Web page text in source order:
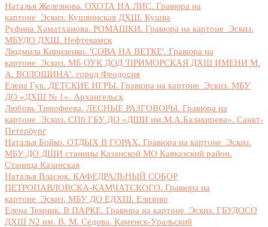
Наталья Железнова. ОХОТА НА ЛИС. Гравюра на
картоне_Эскиз. Кушвинская ДХШ. Кушва
Руфина Хаматханова. РОМАШКИ. Гравюра на картоне_Эскиз.
МБУДО ДХШ. Нефтекамск
Людмила Кириленко. 'СОВА НА ВЕТКЕ'. Гравюра на
картоне_Эскиз. МБ ОУК ДОД 'ПРИМОРСКАЯ ДХШ ИМЕНИ М.
А. ВОЛОШИНА'. город Феодосия
Елена Гук. ДЕТСКИЕ ИГРЫ. Гравюра на картоне_Эскиз. МБУ
ДО «ДХШ № 1». Архангельск
Любовь Тимофеева. ЛЕСНЫЕ РАЗГОВОРЫ. Гравюра на
картоне_Эскиз. СПб ГБУ ДО «ДШИ им.М.А.Балакирева». Санкт-
Петербург
Наталья Бойко. ОТДЫХ В ГОРАХ. Гравюра на картоне_Эскиз.
МБУ ДО ДШИ станицы Казанской МО Кавказский район.
Станица Казанская
Наталья Власюк. КАФЕДРАЛЬНЫЙ СОБОР
ПЕТРОПАВЛОВСКА-КАМЧАТСКОГО. Гравюра на
картоне_Эскиз. МБУ ДО ЕДХШ. Елизово
Елена Темник. В ПАРКЕ. Гравюра на картоне_Эскиз. ГБУДОСО
ДХШ N2 им. В. М. Седова. Каменск-Уральский